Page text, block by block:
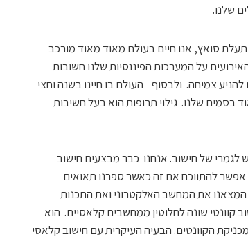
שלנו.
סואץ, אנו חיים בעולם מאוד מאוד מורכב
על המערכות הפיננסיות שלנו חשובות
צמיחה. ולבסוף העולם בו חיינו בשנה וחצי
בסמים שלנו. גילוי תרופות הוא בעל חשיבות
של חישוב. אנחנו כבר מבצעים חישוב
במשך זמן רב מאוד, מאוד. הרבה לפני שנות ה-40, אפשר להתווכח אם זה כאשר ספרנו תאואים
ביצענו חישוב קלאסי באצבעותינו. בשנות ה-40, המצאנו את המחשב האלקטרוני ואת התכנות
קוונטי שונה לחלוטין ממחשבים קלאסיים. הוא
הקוונטים. הבעיה העיקרית עם חישוב קלאסי